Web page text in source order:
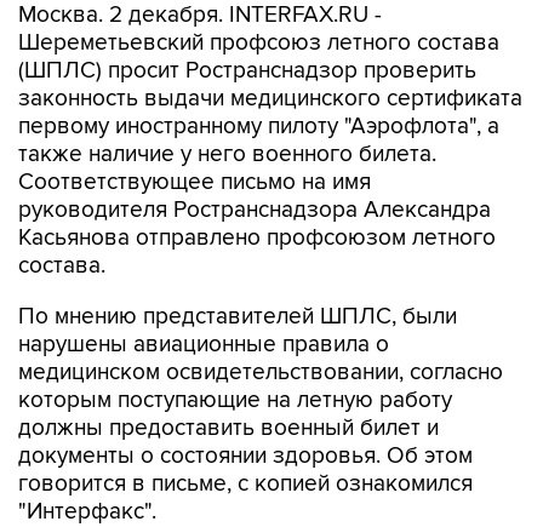
Москва. 2 декабря. INTERFAX.RU -
Шереметьевский профсоюз летного состава
(ШПЛС) просит Ространснадзор проверить
законность выдачи медицинского сертификата
первому иностранному пилоту "Аэрофлота", а
также наличие у него военного билета.
Соответствующее письмо на имя
руководителя Ространснадзора Александра
Касьянова отправлено профсоюзом летного
состава.
По мнению представителей ШПЛС, были
нарушены авиационные правила о
медицинском освидетельствовании, согласно
которым поступающие на летную работу
должны предоставить военный билет и
документы о состоянии здоровья. Об этом
говорится в письме, с копией ознакомился
"Интерфакс".